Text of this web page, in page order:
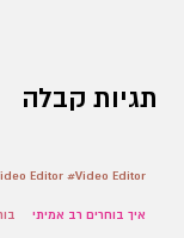
תגיות קבלה
Editor #Video Editor
איך בוחרים רב אמיתי